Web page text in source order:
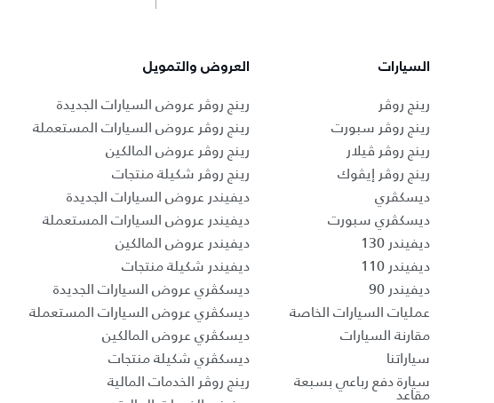
السيارات
رينج روڤر
رينج روڤر سبورت
رينج روڤر ڤيلار
رينج روڤر إيڤوك
ديسكڤري
ديسكڤري سبورت
ديفيندر 130
ديفيندر 110
ديفيندر 90
عمليات السيارات الخاصة
مقارنة السيارات
سياراتنا
سيارة دفع رباعي بسبعة
مقاعد
العروض والتمويل
رينج روڤر عروض السيارات الجديدة
رينج روڤر عروض السيارات المستعملة
رينج روڤر عروض المالكين
رينج روڤر شكيلة منتجات
ديفيندر عروض السيارات الجديدة
ديفيندر عروض السيارات المستعملة
ديفيندر عروض المالكين
ديفيندر شكيلة منتجات
ديسكڤري عروض السيارات الجديدة
ديسكڤري عروض السيارات المستعملة
ديسكڤري عروض المالكين
ديسكڤري شكيلة منتجات
رينج روڤر الخدمات المالية